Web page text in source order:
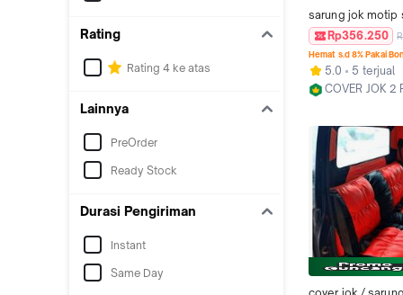
Rating
Rating 4 ke atas
Lainnya
PreOrder
Ready Stock
Durasi Pengiriman
Instant
Same Day
sarung jok motip
variasi untuk
pick up mobil
ragasa hino dutro
isuzu traga elp
gerenmax l300
Rp356.250
Hemat s.d 8% Pakai
5.0
5 terjual
COVER JOK 2